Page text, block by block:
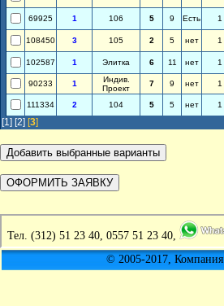
69925 1 106 5 9 Есть 1
108450 3 105 2 5 нет 1
102587 1 Элитка 6 11 нет 1
90233 1
Индив.
Проект
7 9 нет 1
111334 2 104 5 5 нет 1
[1] [2] [3]
Тел. (312) 51 23 40, 0557 51 23 40,
© 2005-2017, Компания